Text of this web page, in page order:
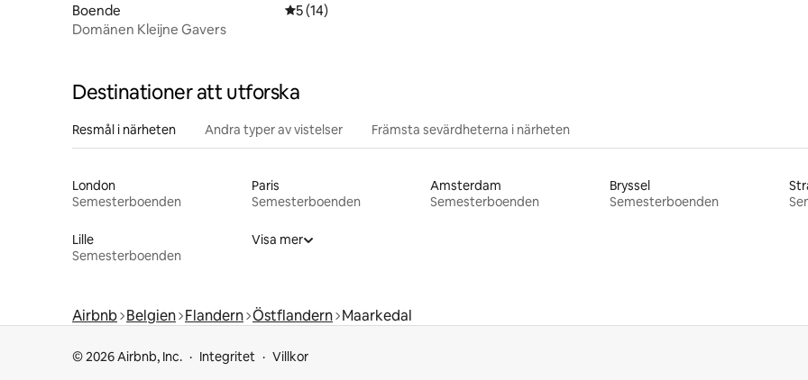
Boende 5 av 5 i genomsnittligt betyg, 14 omdömen
5 (14)
Domänen Kleijne Gavers
Destinationer att utforska
Resmål i närheten Andra typer av vistelser Främsta sevärdheterna i närheten
London
Semesterboenden
Paris
Semesterboenden
Amsterdam
Semesterboenden
Bryssel
Semesterboenden
Lille
Semesterboenden
Visa mer
Airbnb Belgien Flandern Östflandern Maarkedal
© 2026 Airbnb, Inc. Integritet Villkor